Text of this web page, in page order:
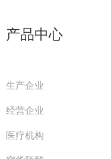
产品中心
生产企业
经营企业
医疗机构